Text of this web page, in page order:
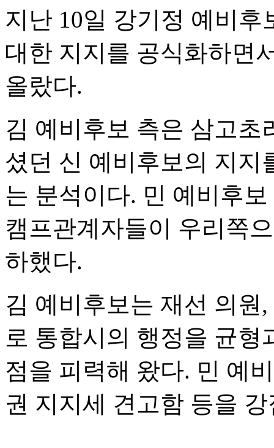
지난 10일 강기정 예비
대한 지지를 공식화하면
올랐다.
김 예비후보 측은 삼고초
셨던 신 예비후보의 지지
는 분석이다. 민 예비후
캠프관계자들이 우리쪽
하했다.
김 예비후보는 재선 의원
로 통합시의 행정을 균형
점을 피력해 왔다. 민 예
권 지지세 견고함 등을